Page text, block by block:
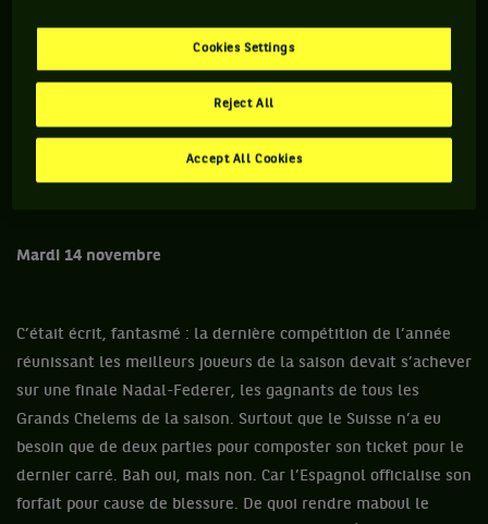
Mardi 14 novembre
C’était écrit, fantasmé : la dernière compétition de l’année
réunissant les meilleurs joueurs de la saison devait s’achever
sur une finale Nadal-Federer, les gagnants de tous les
Grands Chelems de la saison. Surtout que le Suisse n’a eu
besoin que de deux parties pour composter son ticket pour le
dernier carré. Bah oui, mais non. Car l’Espagnol officialise son
forfait pour cause de blessure. De quoi rendre maboul le
Cookies Settings
Reject All
Accept All Cookies